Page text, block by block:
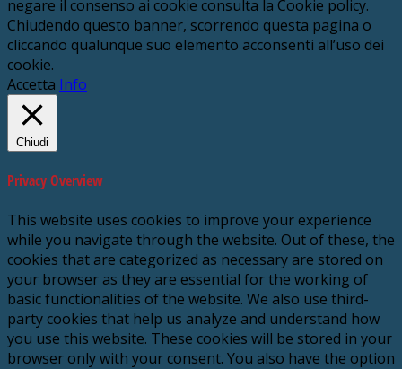
negare il consenso ai cookie consulta la Cookie policy.
Chiudendo questo banner, scorrendo questa pagina o
cliccando qualunque suo elemento acconsenti all’uso dei
cookie.
Accetta Info
Chiudi
Privacy Overview
This website uses cookies to improve your experience
while you navigate through the website. Out of these, the
cookies that are categorized as necessary are stored on
your browser as they are essential for the working of
basic functionalities of the website. We also use third-
party cookies that help us analyze and understand how
you use this website. These cookies will be stored in your
browser only with your consent. You also have the option